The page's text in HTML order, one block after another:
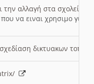
την αλλαγή στα σχολεία;
να ειναι χρησιμο για
δικτυακων